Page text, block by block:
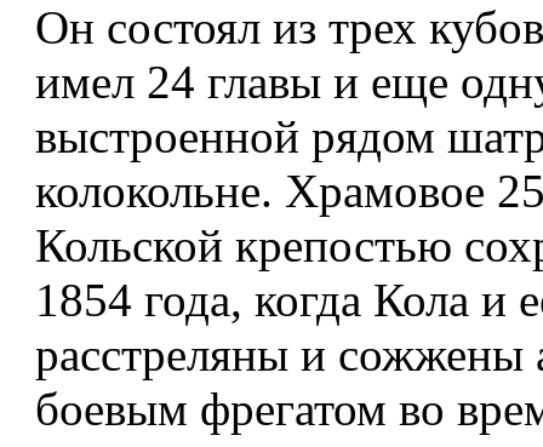
Он состоял из трех
имел 24 главы и еще
выстроенной рядом
колокольне. Храмовое
Кольской крепостью
1854 года, когда Кола и
расстреляны и сожжены
боевым фрегатом во